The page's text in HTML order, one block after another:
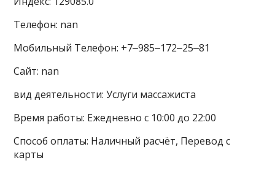
Телефон: nan
Мобильный Телефон: +7‒985‒172‒25‒81
Сайт: nan
вид деятельности: Услуги массажиста
Время работы: Ежедневно с 10:00 до 22:00
Способ оплаты: Наличный расчёт, Перевод с
карты